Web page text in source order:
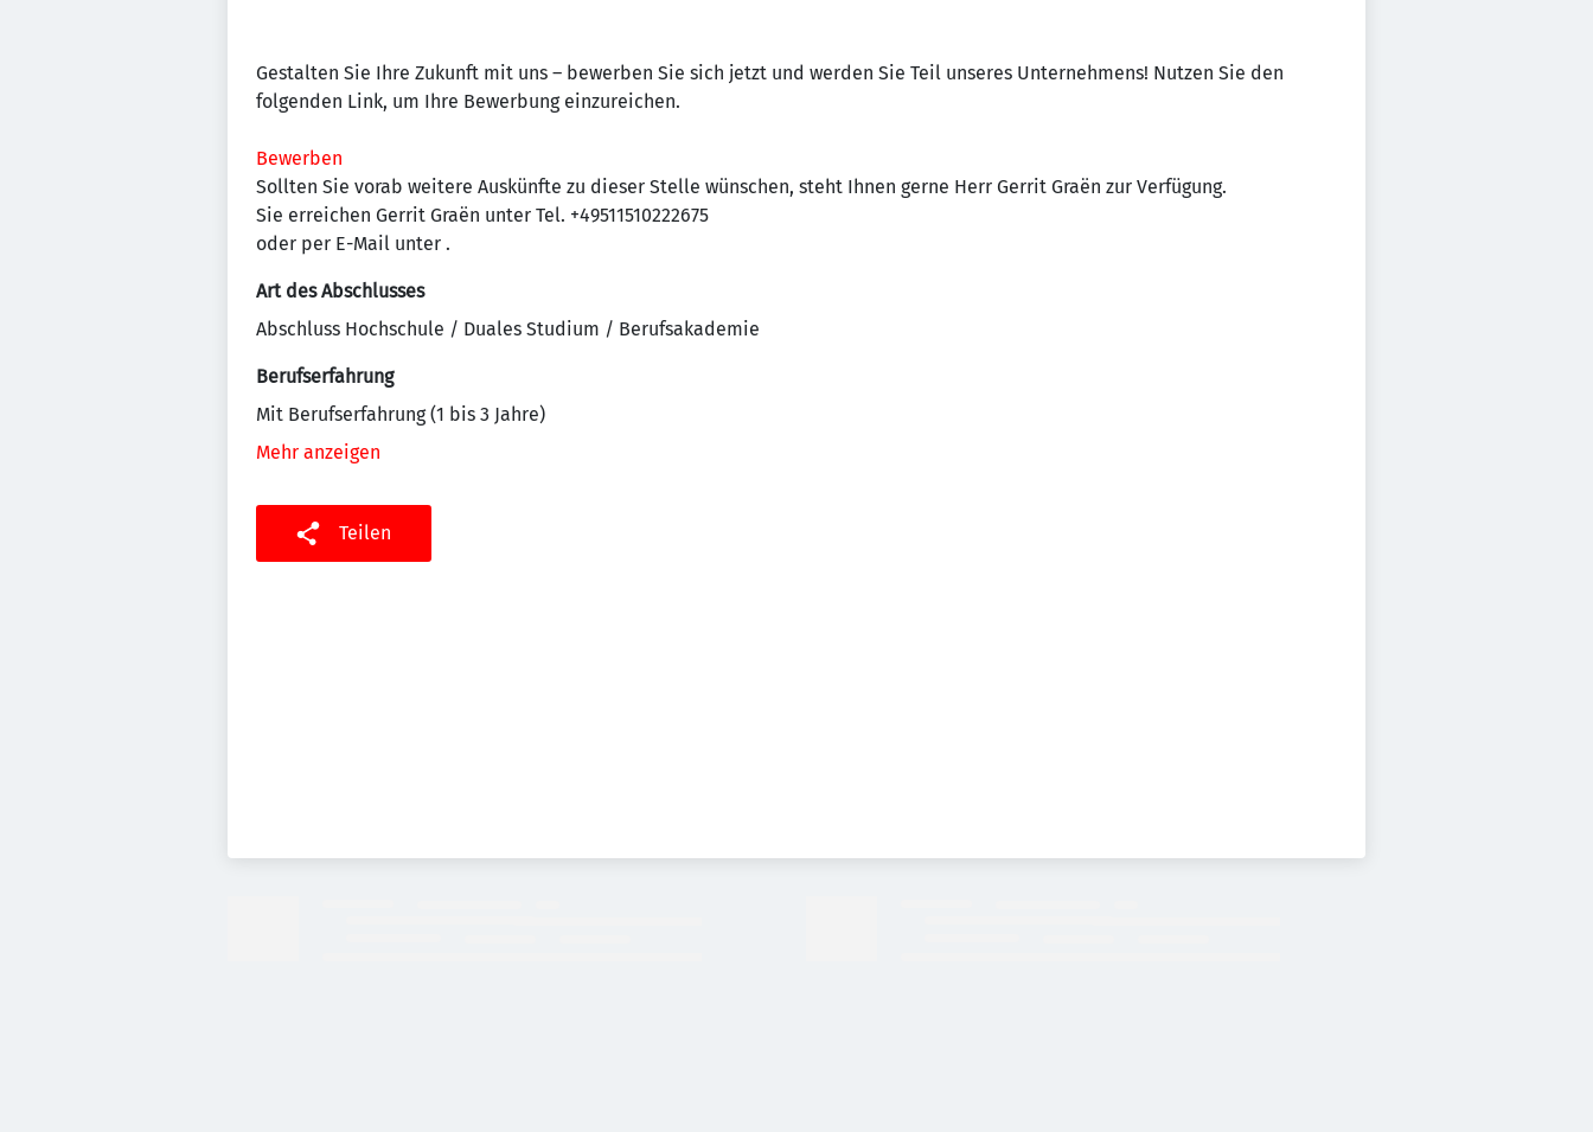
Gestalten Sie Ihre Zukunft mit uns – bewerben Sie sich jetzt und werden Sie Teil unseres Unternehmens! Nutzen Sie den
folgenden Link, um Ihre Bewerbung einzureichen.
Bewerben
Sollten Sie vorab weitere Auskünfte zu dieser Stelle wünschen, steht Ihnen gerne Herr Gerrit Graën zur Verfügung.
Sie erreichen Gerrit Graën unter Tel. +49511510222675
oder per E-Mail unter .
Art des Abschlusses
Abschluss Hochschule / Duales Studium / Berufsakademie
Berufserfahrung
Mit Berufserfahrung (1 bis 3 Jahre)
Mehr anzeigen
Teilen